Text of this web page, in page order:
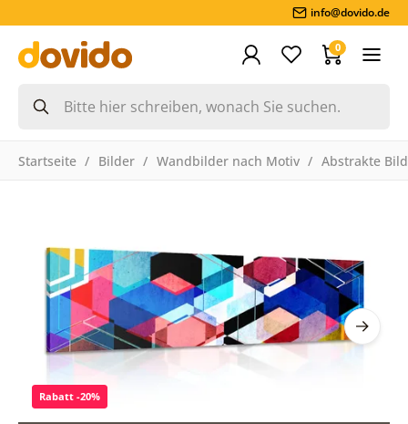
info@dovido.de
0
Startseite Bilder Wandbilder nach Motiv Abstrakte
Rabatt -20%